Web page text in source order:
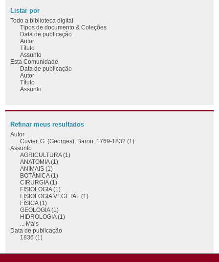
Listar por
Todo a biblioteca digital
Tipos de documento & Coleções
Data de publicação
Autor
Título
Assunto
Esta Comunidade
Data de publicação
Autor
Título
Assunto
Refinar meus resultados
Autor
Cuvier, G. (Georges), Baron, 1769-1832 (1)
Assunto
AGRICULTURA (1)
ANATOMIA (1)
ANIMAIS (1)
BOTÂNICA (1)
CIRURGIA (1)
FISIOLOGIA (1)
FISIOLOGIA VEGETAL (1)
FÍSICA (1)
GEOLOGIA (1)
HIDROLOGIA (1)
... Mais
Data de publicação
1836 (1)